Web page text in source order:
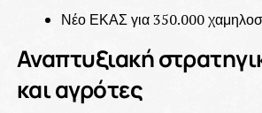
Νέο ΕΚΑΣ για 350.000
Αναπτυξιακή
και αγρότες